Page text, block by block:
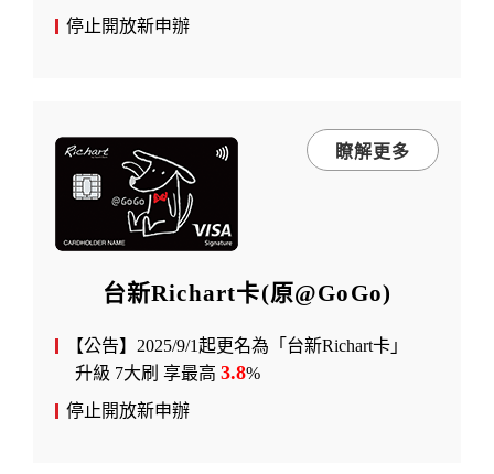
停止開放新申辦
瞭解更多
台新Richart卡(原@GoGo)
【公告】2025/9/1起更名為「台新Richart卡」
升級 7大刷 享最高 3.8%
停止開放新申辦